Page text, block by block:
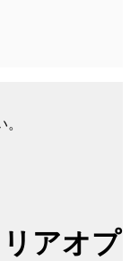
アオプ